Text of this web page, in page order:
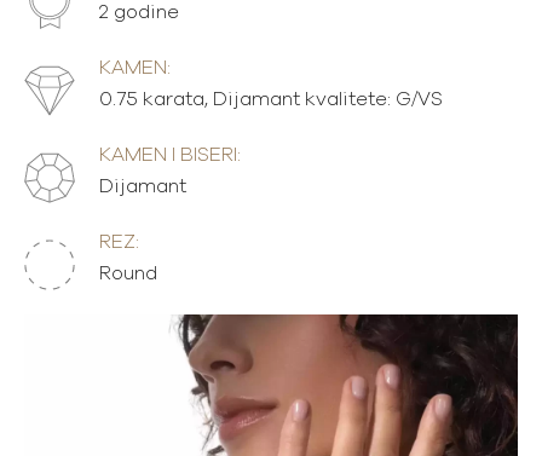
2 godine
KAMEN:
0.75 karata, Dijamant kvalitete: G/VS
KAMEN I BISERI:
Dijamant
REZ:
Round